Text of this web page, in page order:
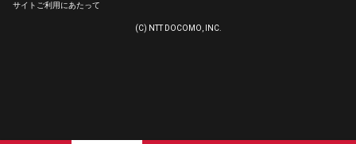
サイトご利用にあたって
(C) NTT DOCOMO, INC.